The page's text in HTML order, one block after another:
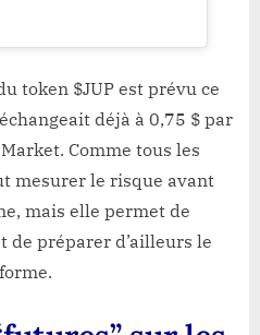
token $JUP est prévu ce
déjà à 0,75 $ par
Comme tous les
mesurer le risque avant
mais elle permet de
de préparer d’ailleurs le